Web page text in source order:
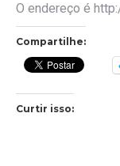
O endereço é
Compartilhe:
Curtir isso: